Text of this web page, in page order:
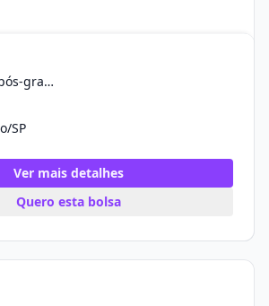
Especialização (pós-graduação)
SP
Ver mais detalhes
Quero esta bolsa